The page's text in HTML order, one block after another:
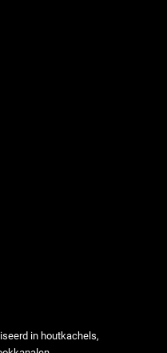
in houtkachels,